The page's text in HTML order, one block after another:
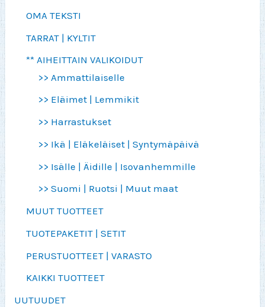
OMA TEKSTI
TARRAT | KYLTIT
** AIHEITTAIN VALIKOIDUT
>> Ammattilaiselle
>> Eläimet | Lemmikit
>> Harrastukset
>> Ikä | Eläkeläiset | Syntymäpäivä
>> Isälle | Äidille | Isovanhemmille
>> Suomi | Ruotsi | Muut maat
MUUT TUOTTEET
TUOTEPAKETIT | SETIT
PERUSTUOTTEET | VARASTO
KAIKKI TUOTTEET
UUTUUDET